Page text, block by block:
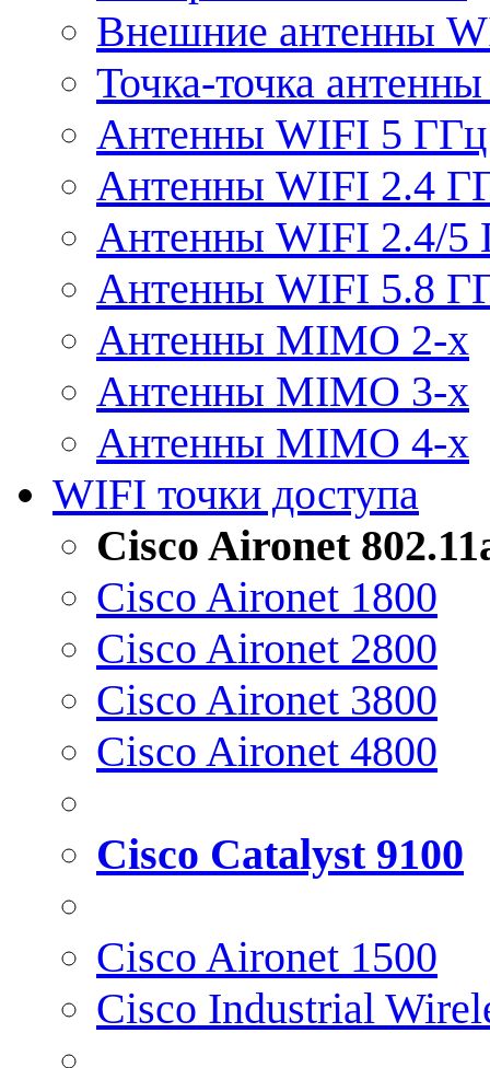
Внешние антенны
Точка-точка
Антенны WIFI 5 ГГц
Антенны WIFI 2.4
Антенны WIFI 2.4/5
Антенны WIFI 5.8
Антенны MIMO 2-x
Антенны MIMO 3-x
Антенны MIMO 4-x
WIFI точки доступа
Cisco Aironet
Cisco Aironet 1800
Cisco Aironet 2800
Cisco Aironet 3800
Cisco Aironet 4800
Cisco Catalyst 9100
Cisco Aironet 1500
Cisco Industrial